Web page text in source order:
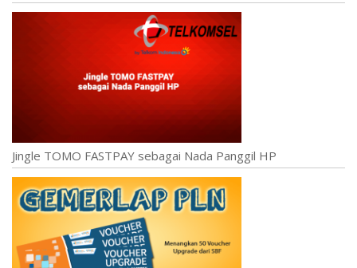
Jingle TOMO FASTPAY sebagai Nada Panggil HP